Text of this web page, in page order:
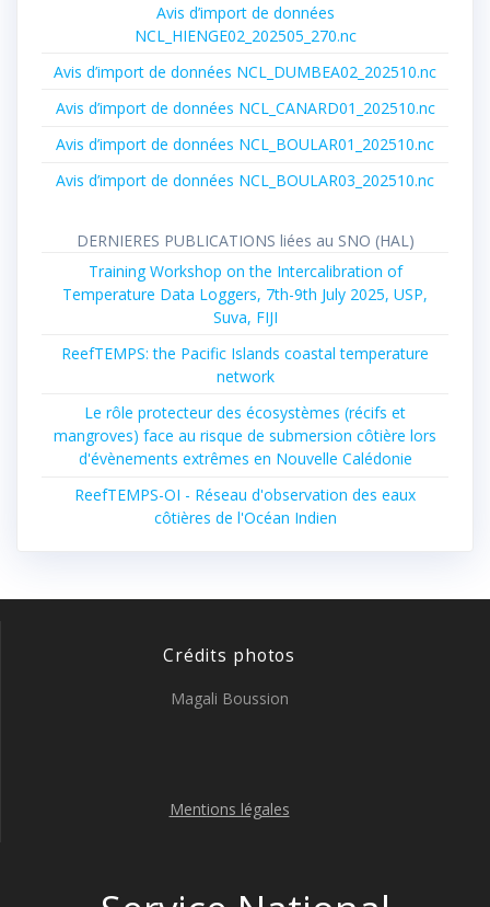
Avis d’import de données
NCL_HIENGE02_202505_270.nc
Avis d’import de données NCL_DUMBEA02_202510.nc
Avis d’import de données NCL_CANARD01_202510.nc
Avis d’import de données NCL_BOULAR01_202510.nc
Avis d’import de données NCL_BOULAR03_202510.nc
DERNIERES PUBLICATIONS liées au SNO (HAL)
Training Workshop on the Intercalibration of
Temperature Data Loggers, 7th-9th July 2025, USP,
Suva, FIJI
ReefTEMPS: the Pacific Islands coastal temperature
network
Le rôle protecteur des écosystèmes (récifs et
mangroves) face au risque de submersion côtière lors
d'évènements extrêmes en Nouvelle Calédonie
ReefTEMPS-OI - Réseau d'observation des eaux
côtières de l'Océan Indien
Crédits photos
Magali Boussion
Mentions légales